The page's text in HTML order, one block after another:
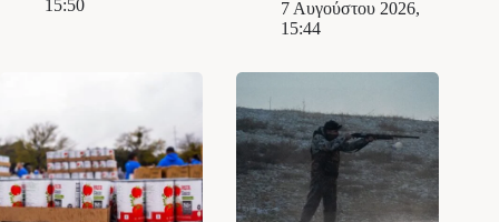
15:50
7 Αυγούστου 2026,
15:44